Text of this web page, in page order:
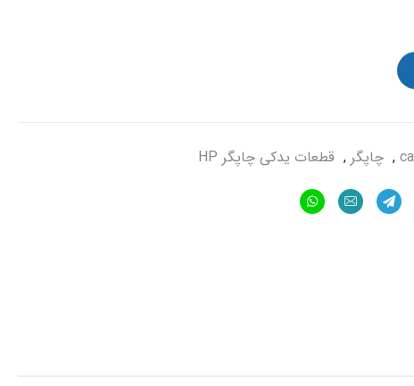
, چاپگر , قطعات یدکی چاپگر HP